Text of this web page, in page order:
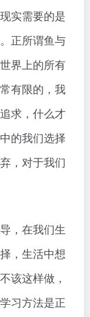
实需要的是
正所谓鱼与
界上的所有
有限的，我
求，什么才
的我们选择
，对于我们
，在我们生
，生活中想
该这样做，
习方法是正